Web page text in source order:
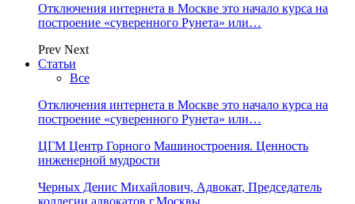
Отключения интернета в Москве это начало курса на
построение «суверенного Рунета» или…
Prev Next
Статьи
Все
Отключения интернета в Москве это начало курса на
построение «суверенного Рунета» или…
ЦГМ Центр Горного Машиностроения. Ценность
инженерной мудрости
Черных Денис Михайлович, Адвокат, Председатель
коллегии адвокатов г.Москвы…